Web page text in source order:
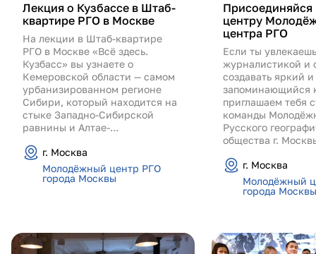
Лекция о Кузбассе в Штаб-
квартире РГО в Москве
На лекции в Штаб-квартире
РГО в Москве «Всё здесь.
Кузбасс» вы узнаете о
Кемеровской области — самом
урбанизированном регионе
Сибири, который находится на
стыке Западно-Сибирской
равнины и Алтае-...
г. Москва
Молодёжный центр РГО
города Москвы
Присоединяйся
центру
центра РГО
Если ты
журналистикой и
создавать яркий и
запоминающийся
приглашаем тебя
команды
Русского
общества г.
г. Москва
Молодёжный
города Москвы